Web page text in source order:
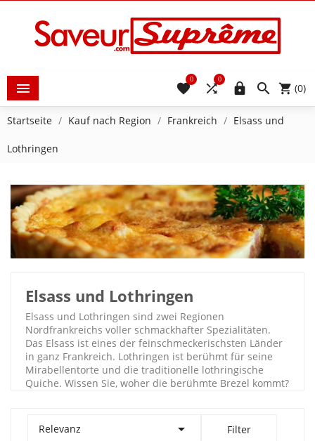
  (0)


0

0
Startseite Kauf nach Region Frankreich Elsass und
Lothringen
Elsass und Lothringen
Elsass und Lothringen sind zwei Regionen
Nordfrankreichs voller schmackhafter Spezialitäten.
Das Elsass ist eines der feinschmeckerischsten Länder
in ganz Frankreich. Lothringen ist berühmt für seine
Mirabellentorte und die traditionelle lothringische
Quiche. Wissen Sie, woher die berühmte Brezel kommt?
Relevanz  Filter